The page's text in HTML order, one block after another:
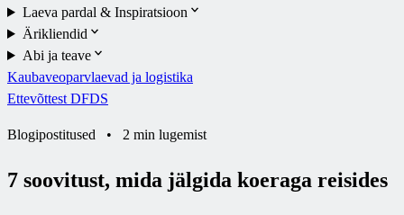
Laeva pardal & Inspiratsioon
Ärikliendid
Abi ja teave
Kaubaveoparvlaevad ja logistika
Ettevõttest DFDS
Blogipostitused • 2 min lugemist
7 soovitust, mida jälgida koeraga reisides